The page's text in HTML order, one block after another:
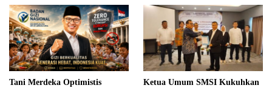
Tani Merdeka Optimistis
Ketua Umum SMSI Kukuhkan